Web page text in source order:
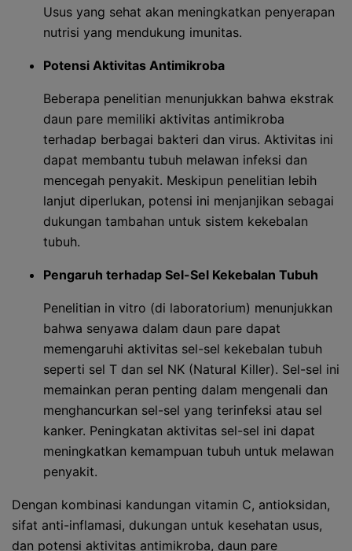
Usus yang sehat akan meningkatkan penyerapan
nutrisi yang mendukung imunitas.
Potensi Aktivitas Antimikroba
Beberapa penelitian menunjukkan bahwa ekstrak
daun pare memiliki aktivitas antimikroba
terhadap berbagai bakteri dan virus. Aktivitas ini
dapat membantu tubuh melawan infeksi dan
mencegah penyakit. Meskipun penelitian lebih
lanjut diperlukan, potensi ini menjanjikan sebagai
dukungan tambahan untuk sistem kekebalan
tubuh.
Pengaruh terhadap Sel-Sel Kekebalan Tubuh
Penelitian in vitro (di laboratorium) menunjukkan
bahwa senyawa dalam daun pare dapat
memengaruhi aktivitas sel-sel kekebalan tubuh
seperti sel T dan sel NK (Natural Killer). Sel-sel ini
memainkan peran penting dalam mengenali dan
menghancurkan sel-sel yang terinfeksi atau sel
kanker. Peningkatan aktivitas sel-sel ini dapat
meningkatkan kemampuan tubuh untuk melawan
penyakit.
Dengan kombinasi kandungan vitamin C, antioksidan,
sifat anti-inflamasi, dukungan untuk kesehatan usus,
dan potensi aktivitas antimikroba, daun pare